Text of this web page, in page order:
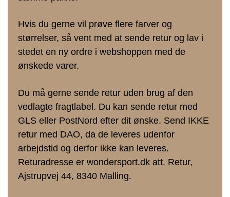
Hvis du gerne vil prøve flere farver og
størrelser, så vent med at sende retur og lav i
stedet en ny ordre i webshoppen med de
ønskede varer.
Du må gerne sende retur uden brug af den
vedlagte fragtlabel. Du kan sende retur med
GLS eller PostNord efter dit ønske. Send IKKE
retur med DAO, da de leveres udenfor
arbejdstid og derfor ikke kan leveres.
Returadresse er wondersport.dk att. Retur,
Ajstrupvej 44, 8340 Malling.